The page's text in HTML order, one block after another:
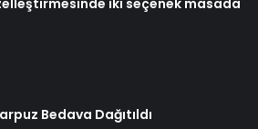
Bedava Dağıtıldı